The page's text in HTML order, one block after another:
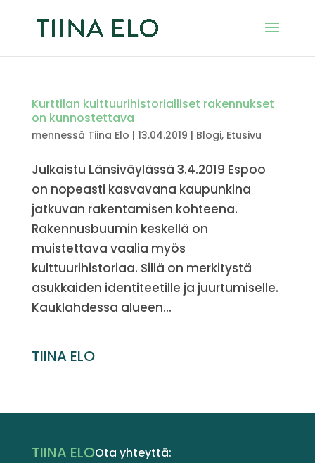
Kurttilan kulttuurihistorialliset rakennukset
on kunnostettava
mennessä Tiina Elo | 13.04.2019 | Blogi, Etusivu
Julkaistu Länsiväylässä 3.4.2019 Espoo
on nopeasti kasvavana kaupunkina
jatkuvan rakentamisen kohteena.
Rakennusbuumin keskellä on
muistettava vaalia myös
kulttuurihistoriaa. Sillä on merkitystä
asukkaiden identiteetille ja juurtumiselle.
Kauklahdessa alueen...
TIINA ELO
TIINA ELOOta yhteyttä: